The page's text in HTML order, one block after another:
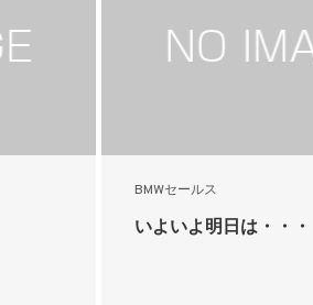
BMWセールス
いよいよ明日は・・・